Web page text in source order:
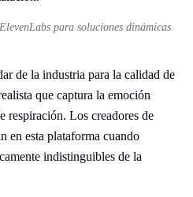
para soluciones dinámicas
de la industria para la calidad de
que captura la emoción
respiración. Los creadores de
en esta plataforma cuando
indistinguibles de la